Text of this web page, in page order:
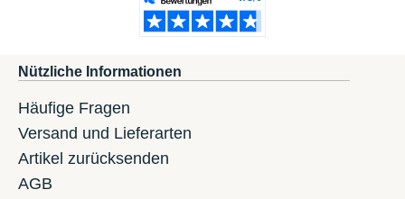
Nützliche Informationen
Häufige Fragen
Versand und Lieferarten
Artikel zurücksenden
AGB